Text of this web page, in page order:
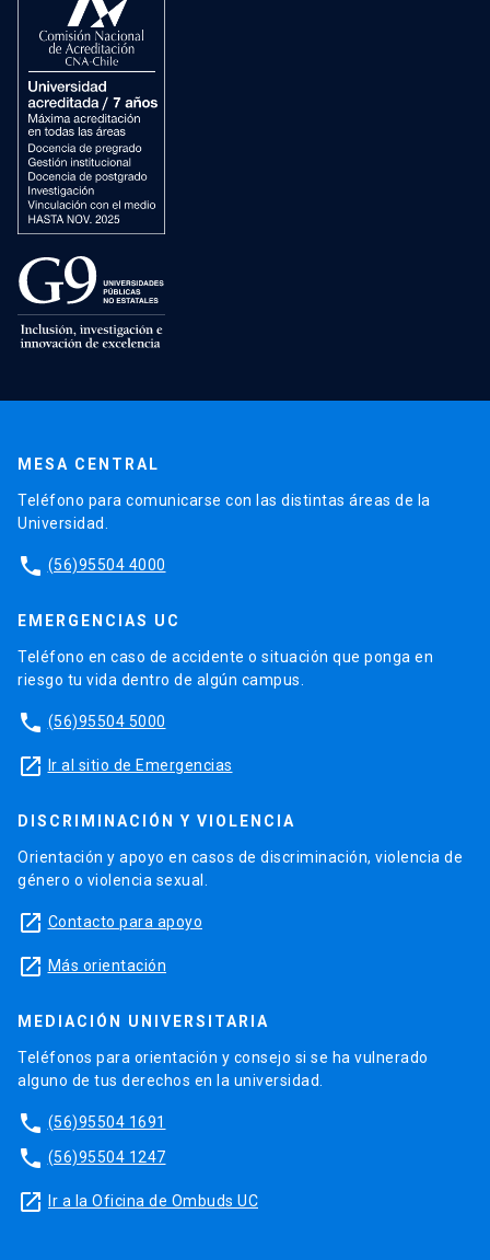
MESA CENTRAL
Teléfono para comunicarse con las distintas áreas de la
Universidad.
phone (56)95504 4000
EMERGENCIAS UC
Teléfono en caso de accidente o situación que ponga en
riesgo tu vida dentro de algún campus.
phone (56)95504 5000
launch Ir al sitio de Emergencias
DISCRIMINACIÓN Y VIOLENCIA
Orientación y apoyo en casos de discriminación, violencia de
género o violencia sexual.
launch Contacto para apoyo
launch Más orientación
MEDIACIÓN UNIVERSITARIA
Teléfonos para orientación y consejo si se ha vulnerado
alguno de tus derechos en la universidad.
phone (56)95504 1691
phone (56)95504 1247
launch Ir a la Oficina de Ombuds UC